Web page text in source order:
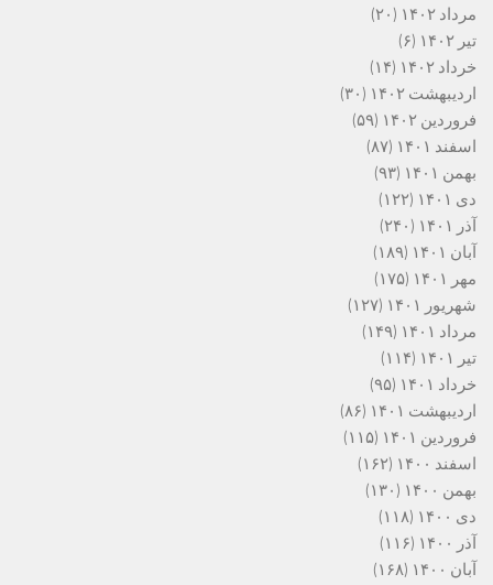
مرداد ۱۴۰۲
(۲۰)
تیر ۱۴۰۲
(۶)
خرداد ۱۴۰۲
(۱۴)
اردیبهشت ۱۴۰۲
(۳۰)
فروردین ۱۴۰۲
(۵۹)
اسفند ۱۴۰۱
(۸۷)
بهمن ۱۴۰۱
(۹۳)
دی ۱۴۰۱
(۱۲۲)
آذر ۱۴۰۱
(۲۴۰)
آبان ۱۴۰۱
(۱۸۹)
مهر ۱۴۰۱
(۱۷۵)
شهریور ۱۴۰۱
(۱۲۷)
مرداد ۱۴۰۱
(۱۴۹)
تیر ۱۴۰۱
(۱۱۴)
خرداد ۱۴۰۱
(۹۵)
اردیبهشت ۱۴۰۱
(۸۶)
فروردین ۱۴۰۱
(۱۱۵)
اسفند ۱۴۰۰
(۱۶۲)
بهمن ۱۴۰۰
(۱۳۰)
دی ۱۴۰۰
(۱۱۸)
آذر ۱۴۰۰
(۱۱۶)
آبان ۱۴۰۰
(۱۶۸)